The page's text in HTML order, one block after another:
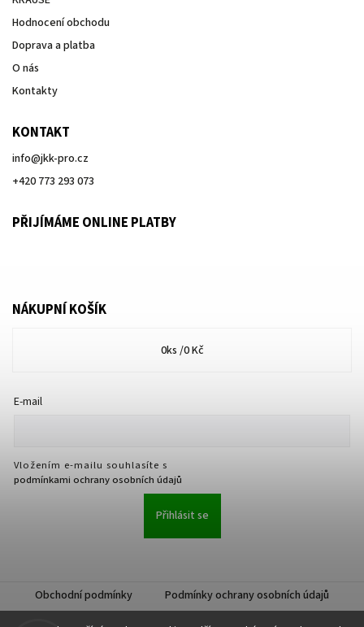
Hodnocení obchodu
Doprava a platba
O nás
Kontakty
KONTAKT
info@jkk-pro.cz
+420 773 293 073
PŘIJÍMÁME ONLINE PLATBY
NÁKUPNÍ KOŠÍK
0ks /0 Kč
E-mail
Vložením e-mailu souhlasíte s
podmínkami ochrany osobních údajů
Přihlásit se
Obchodní podmínky Podmínky ochrany osobních údajů